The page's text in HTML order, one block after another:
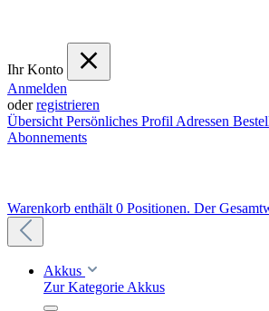
Ihr Konto
Anmelden
oderregistrieren
Übersicht Persönliches Profil Adressen
Abonnements
Warenkorb enthält 0 Positionen. Der
Akkus
Zur Kategorie Akkus